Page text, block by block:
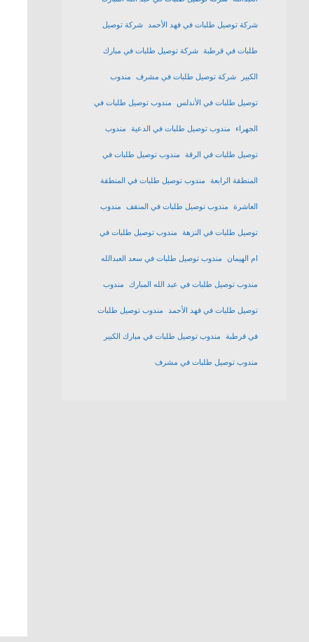
شركة توصيل طلبات في فهد الأحمد شركة توصيل
طلبات في قرطبة شركة توصيل طلبات في مبارك
الكبير شركة توصيل طلبات في مشرف مندوب
توصيل طلبات في الأندلس مندوب توصيل طلبات في
الجهراء مندوب توصيل طلبات في الدعية مندوب
توصيل طلبات في الرقة مندوب توصيل طلبات في
المنطقة الرابعة مندوب توصيل طلبات في المنطقة
العاشرة مندوب توصيل طلبات في المنقف مندوب
توصيل طلبات في النزهة مندوب توصيل طلبات في
ام الهيمان مندوب توصيل طلبات في سعد العبدالله
مندوب توصيل طلبات في عبد الله المبارك مندوب
توصيل طلبات في فهد الأحمد مندوب توصيل طلبات
في قرطبة مندوب توصيل طلبات في مبارك الكبير
مندوب توصيل طلبات في مشرف